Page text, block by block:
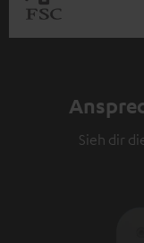
Sieh dir